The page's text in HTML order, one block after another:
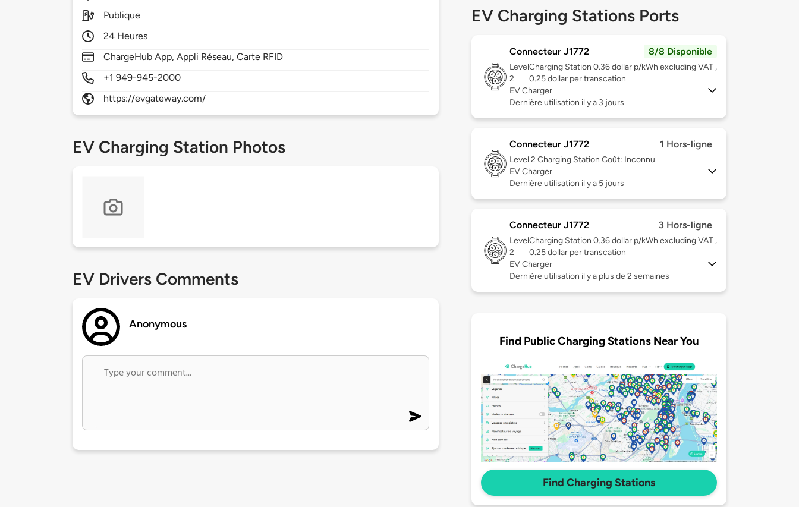
Publique
24 Heures
ChargeHub App, Appli Réseau, Carte RFID
+1 949-945-2000
https://evgateway.com/
EV Charging Station Photos
EV Drivers Comments
Anonymous
EV Charging Stations Ports
Connecteur J1772 8/8 Disponible
Level
2
Charging Station 0.36 dollar p/kWh excluding VAT ,
0.25 dollar per transcation
EV Charger
Dernière utilisation il y a 3 jours
Connecteur J1772 1 Hors-ligne
Level 2 Charging Station Coût: Inconnu
EV Charger
Dernière utilisation il y a 5 jours
Connecteur J1772 3 Hors-ligne
Level
2
Charging Station 0.36 dollar p/kWh excluding VAT ,
0.25 dollar per transcation
EV Charger
Dernière utilisation il y a plus de 2 semaines
Find Public Charging Stations Near You
Find Charging Stations